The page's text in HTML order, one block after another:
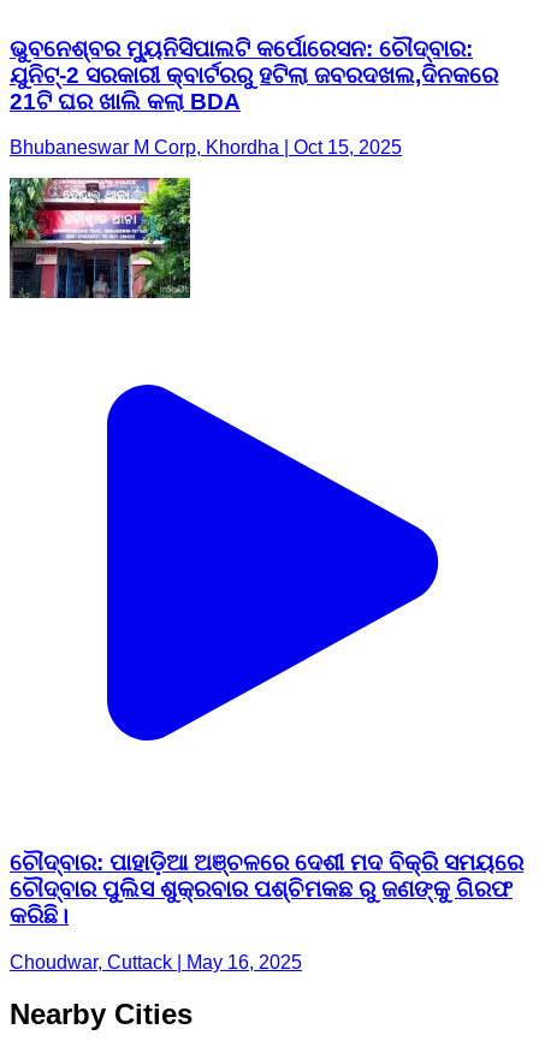
ଭୁବନେଶ୍ବର ମ୍ୟୁନିସିପାଲଟି କର୍ପୋରେସନ: ଚୌଦ୍ବାର:
ଯୁନିଟ୍-2 ସରକାରୀ କ୍ବାର୍ଟରରୁ ହଟିଲା ଜବରଦଖଲ,ଦିନକରେ
21ଟି ଘର ଖାଲି କଲା BDA
Bhubaneswar M Corp, Khordha | Oct 15, 2025
ଚୌଦ୍ବାର: ପାହାଡ଼ିଆ ଅଞ୍ଚଳରେ ଦେଶୀ ମଦ ବିକ୍ରି ସମୟରେ
ଚୌଦ୍ବାର ପୁଲିସ ଶୁକ୍ରବାର ପଶ୍ଚିମକଛ ରୁ ଜଣଙ୍କୁ ଗିରଫ
କରିଛି।
Choudwar, Cuttack | May 16, 2025
Nearby Cities